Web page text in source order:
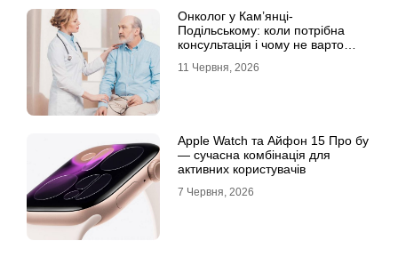
Онколог у Кам’янці-
Подільському: коли потрібна
консультація і чому не варто
11 Червня, 2026
Apple Watch та Айфон 15 Про бу
— сучасна комбінація для
активних користувачів
7 Червня, 2026